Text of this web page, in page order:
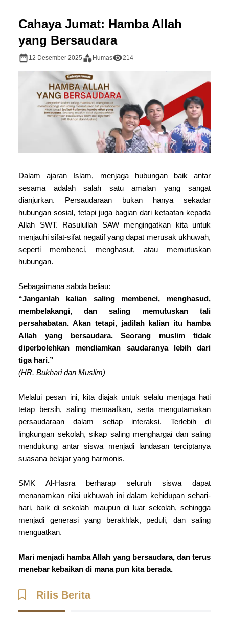
Cahaya Jumat: Hamba Allah
yang Bersaudara
12 Desember 2025 Humas 214
Dalam ajaran Islam, menjaga hubungan baik antar
sesama adalah salah satu amalan yang sangat
dianjurkan. Persaudaraan bukan hanya sekadar
hubungan sosial, tetapi juga bagian dari ketaatan kepada
Allah SWT. Rasulullah SAW mengingatkan kita untuk
menjauhi sifat-sifat negatif yang dapat merusak ukhuwah,
seperti membenci, menghasut, atau memutuskan
hubungan.
Sebagaimana sabda beliau:
“Janganlah kalian saling membenci, menghasud,
membelakangi, dan saling memutuskan tali
persahabatan. Akan tetapi, jadilah kalian itu hamba
Allah yang bersaudara. Seorang muslim tidak
diperbolehkan mendiamkan saudaranya lebih dari
tiga hari.”
(HR. Bukhari dan Muslim)
Melalui pesan ini, kita diajak untuk selalu menjaga hati
tetap bersih, saling memaafkan, serta mengutamakan
persaudaraan dalam setiap interaksi. Terlebih di
lingkungan sekolah, sikap saling menghargai dan saling
mendukung antar siswa menjadi landasan terciptanya
suasana belajar yang harmonis.
SMK Al-Hasra berharap seluruh siswa dapat
menanamkan nilai ukhuwah ini dalam kehidupan sehari-
hari, baik di sekolah maupun di luar sekolah, sehingga
menjadi generasi yang berakhlak, peduli, dan saling
menguatkan.
Mari menjadi hamba Allah yang bersaudara, dan terus
menebar kebaikan di mana pun kita berada.
Rilis Berita